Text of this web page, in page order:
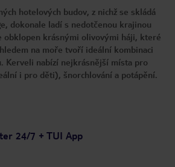
hotelových budov, z nichž se skládá
dokonale ladí s nedotčenou krajinou
obklopen krásnými olivovými háji, které
na moře tvoří ideální kombinaci
Kerveli nabízí nejkrásnější místa pro
i pro děti), šnorchlování a potápění.
24/7 + TUI App